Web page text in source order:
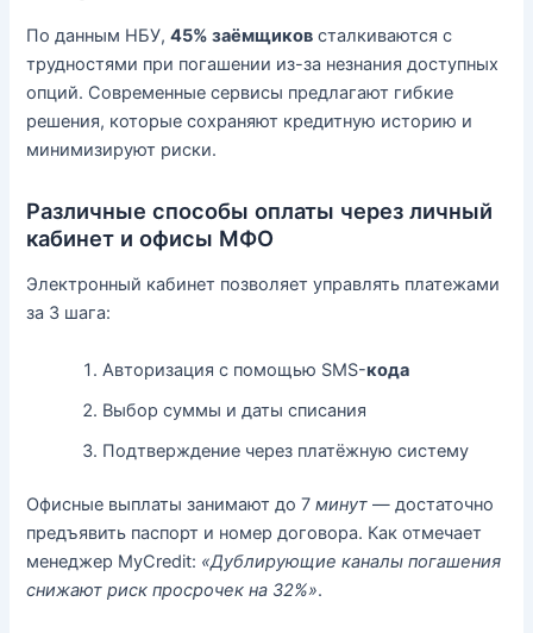
По данным НБУ,45% заёмщиков сталкиваются с
трудностями при погашении из-за незнания доступных
опций. Современные сервисы предлагают гибкие
решения, которые сохраняют кредитную историю и
минимизируют риски.
Различные способы оплаты через личный
кабинет и офисы МФО
Электронный кабинет позволяет управлять платежами
за 3 шага:
Авторизация с помощью SMS-кода
Выбор суммы и даты списания
Подтверждение через платёжную систему
Офисные выплаты занимают до 7минут — достаточно
предъявить паспорт и номер договора. Как отмечает
менеджер MyCredit: «Дублирующие каналы погашения
снижают риск просрочек на 32%».